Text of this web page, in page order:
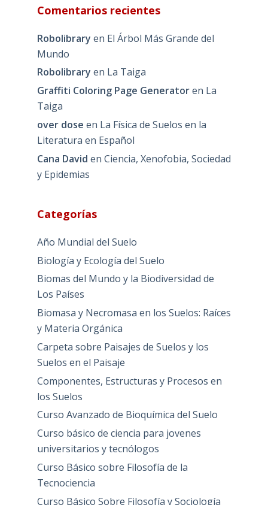
Comentarios recientes
Robolibrary en El Árbol Más Grande del
Mundo
Robolibrary en La Taiga
Graffiti Coloring Page Generatoren La
Taiga
over dose en La Física de Suelos en la
Literatura en Español
Cana David en Ciencia, Xenofobia, Sociedad
y Epidemias
Categorías
Año Mundial del Suelo
Biología y Ecología del Suelo
Biomas del Mundo y la Biodiversidad de
Los Países
Biomasa y Necromasa en los Suelos: Raíces
y Materia Orgánica
Carpeta sobre Paisajes de Suelos y los
Suelos en el Paisaje
Componentes, Estructuras y Procesos en
los Suelos
Curso Avanzado de Bioquímica del Suelo
Curso básico de ciencia para jovenes
universitarios y tecnólogos
Curso Básico sobre Filosofía de la
Tecnociencia
Curso Básico Sobre Filosofía y Sociología